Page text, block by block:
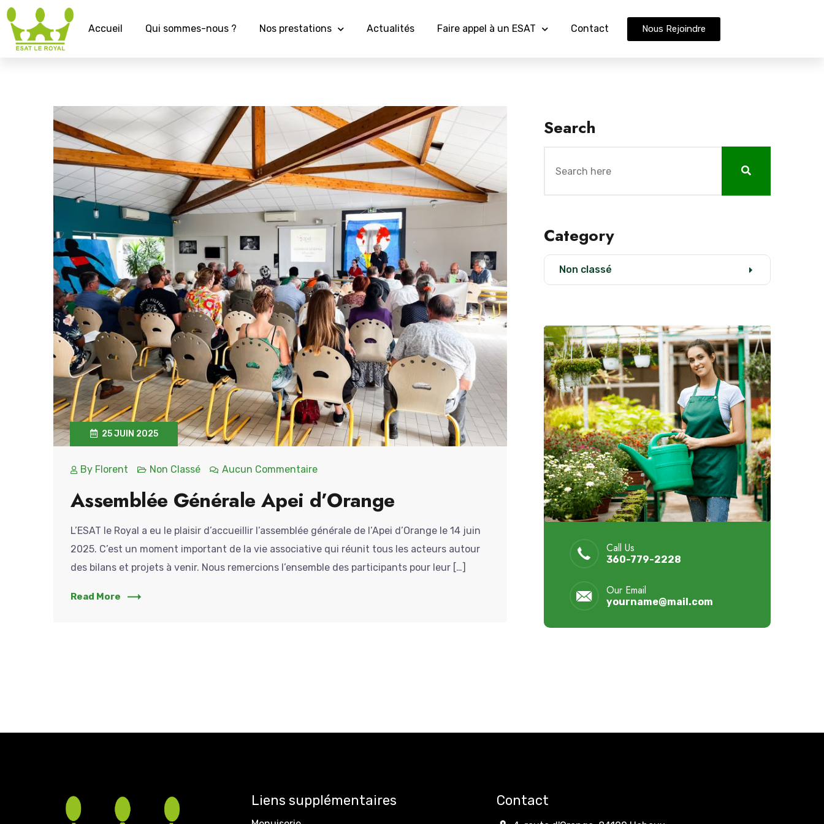
Accueil Qui sommes-nous ? Nos prestations Actualités Faire appel à un ESAT Contact Nous Rejoindre
25 JUIN 2025
By Florent Non Classé Aucun Commentaire
Assemblée Générale Apei d’Orange
L’ESAT le Royal a eu le plaisir d’accueillir l’assemblée générale de l’Apei d’Orange le 14 juin
2025. C’est un moment important de la vie associative qui réunit tous les acteurs autour
des bilans et projets à venir. Nous remercions l’ensemble des participants pour leur […]
Read More
Search
Category
Non classé
Call Us
360-779-2228
Our Email
yourname@mail.com
Liens supplémentaires Contact